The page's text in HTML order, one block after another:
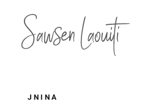
contenu
JNINA